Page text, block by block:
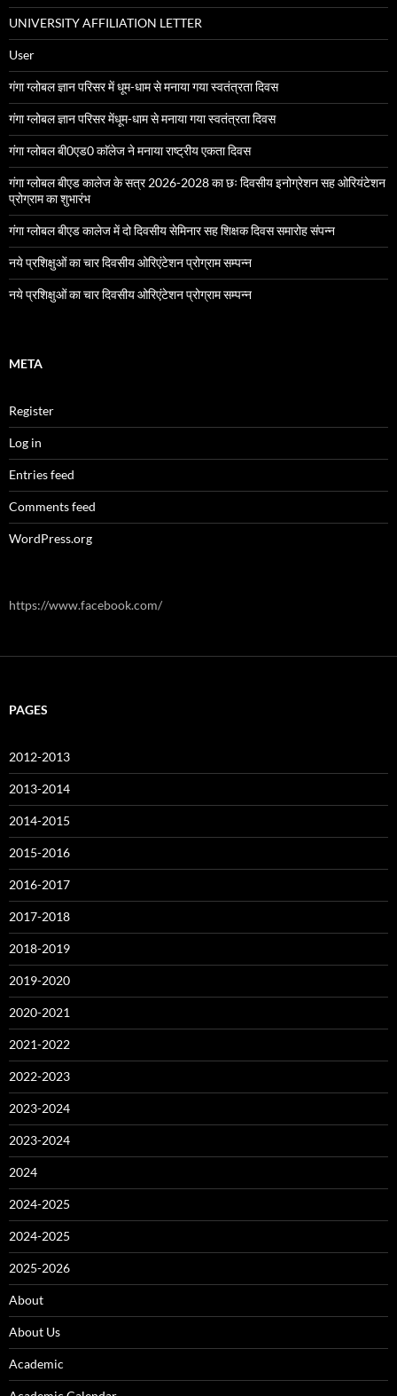
UNIVERSITY AFFILIATION LETTER
User
गंगा ग्लोबल ज्ञान परिसर में धूम-धाम से मनाया गया स्वतंत्रता दिवस
गंगा ग्लोबल ज्ञान परिसर मेंधूम-धाम से मनाया गया स्वतंत्रता दिवस
गंगा ग्लोबल बी0एड0 काॅलेज ने मनाया राष्ट्रीय एकता दिवस
गंगा ग्लोबल बीएड कालेज के सत्र 2026-2028 का छः दिवसीय इनोग्रेशन सह ओरियंटेशन
प्रोग्राम का शुभारंभ
गंगा ग्लोबल बीएड कालेज में दो दिवसीय सेमिनार सह शिक्षक दिवस समारोह संपन्न
नये प्रशिक्षुओं का चार दिवसीय ओरिएंटेशन प्रोग्राम सम्पन्न
नये प्रशिक्षुओं का चार दिवसीय ओरिएंटेशन प्रोग्राम सम्पन्न
META
Register
Log in
Entries feed
Comments feed
WordPress.org
https://www.facebook.com/
PAGES
2012-2013
2013-2014
2014-2015
2015-2016
2016-2017
2017-2018
2018-2019
2019-2020
2020-2021
2021-2022
2022-2023
2023-2024
2023-2024
2024
2024-2025
2024-2025
2025-2026
About
About Us
Academic